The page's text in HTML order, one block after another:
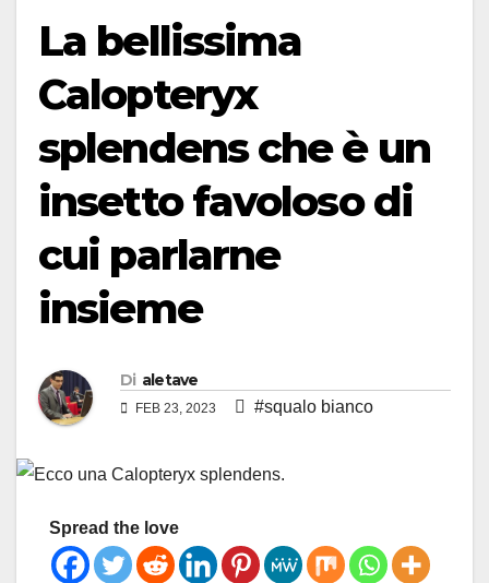
La bellissima
Calopteryx
splendens che è un
insetto favoloso di
cui parlarne
insieme
Di aletave
FEB 23, 2023 #squalo bianco
Spread the love